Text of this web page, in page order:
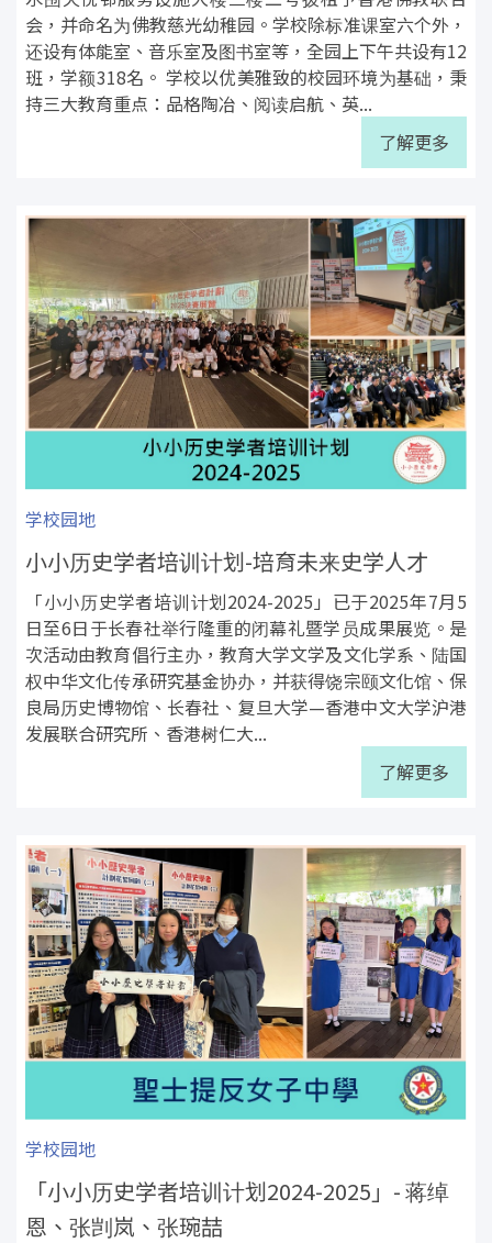
会，并命名为佛教慈光幼稚园。学校除标准课室六个外，
还设有体能室、音乐室及图书室等，全园上下午共设有12
班，学额318名。 学校以优美雅致的校园环境为基础，秉
持三大教育重点：品格陶冶、阅读启航、英...
了解更多
学校园地
小小历史学者培训计划-培育未来史学人才
「小小历史学者培训计划2024-2025」已于2025年7月5
日至6日于长春社举行隆重的闭幕礼暨学员成果展览。是
次活动由教育倡行主办，教育大学文学及文化学系、陆国
权中华文化传承研究基金协办，并获得饶宗颐文化馆、保
良局历史博物馆、长春社、复旦大学—香港中文大学沪港
发展联合研究所、香港树仁大...
了解更多
学校园地
「小小历史学者培训计划2024-2025」- 蒋绰
恩、张剀岚、张琬喆